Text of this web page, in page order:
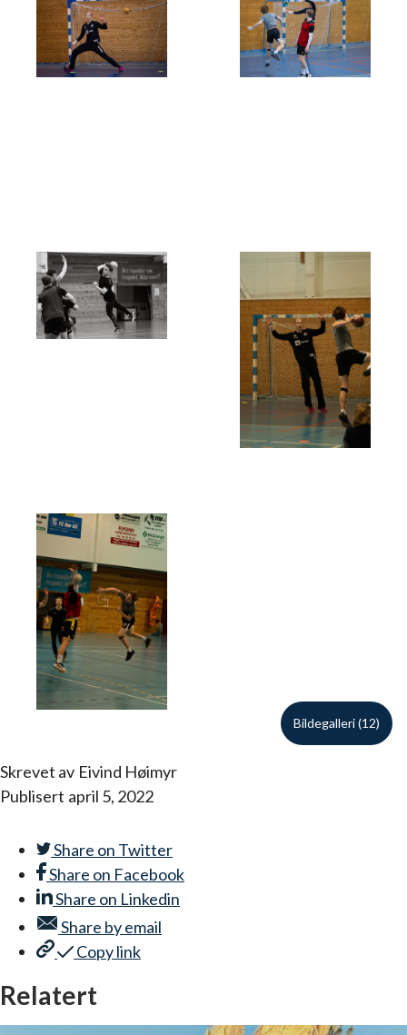
Bildegalleri (12)
Skrevet av Eivind Høimyr
Publisert april 5, 2022
Share on Twitter
Share on Facebook
Share on Linkedin
Share byemail
Copy link
Relatert